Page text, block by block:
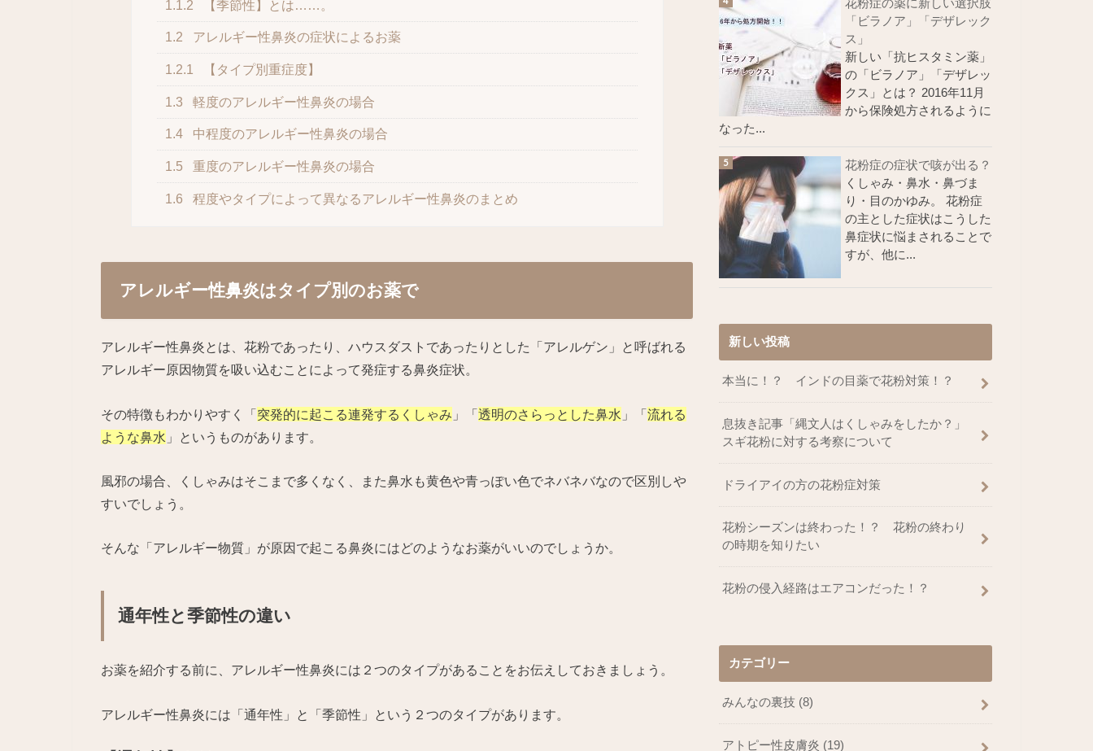
1.1.2 【季節性】とは……。
1.2 アレルギー性鼻炎の症状によるお薬
1.2.1 【タイプ別重症度】
1.3 軽度のアレルギー性鼻炎の場合
1.4 中程度のアレルギー性鼻炎の場合
1.5 重度のアレルギー性鼻炎の場合
1.6 程度やタイプによって異なるアレルギー性鼻炎のまとめ
アレルギー性鼻炎はタイプ別のお薬で
アレルギー性鼻炎とは、花粉であったり、ハウスダストであったりとした「アレルゲン」と呼ばれる
アレルギー原因物質を吸い込むことによって発症する鼻炎症状。
その特徴もわかりやすく「突発的に起こる連発するくしゃみ 」「透明のさらっとした鼻水 」「流れる
ような鼻水 」というものがあります。
風邪の場合、くしゃみはそこまで多くなく、また鼻水も黄色や青っぽい色でネバネバなので区別しや
すいでしょう。
そんな「アレルギー物質」が原因で起こる鼻炎にはどのようなお薬がいいのでしょうか。
通年性と季節性の違い
お薬を紹介する前に、アレルギー性鼻炎には２つのタイプがあることをお伝えしておきましょう。
アレルギー性鼻炎には「通年性」と「季節性」という２つのタイプがあります。
花粉症の薬に新しい選択肢
「ビラノア」「デザレック
ス」
新しい「抗ヒスタミン薬」
の「ビラノア」「デザレッ
クス」とは？ 2016年11月
から保険処方されるように
なった...
花粉症の症状で咳が出る？
くしゃみ・鼻水・鼻づま
り・目のかゆみ。 花粉症
の主とした症状はこうした
鼻症状に悩まされることで
すが、他に...
新しい投稿
本当に！？ インドの目薬で花粉対策！？
息抜き記事「縄文人はくしゃみをしたか？」
スギ花粉に対する考察について
ドライアイの方の花粉症対策
花粉シーズンは終わった！？ 花粉の終わり
の時期を知りたい
花粉の侵入経路はエアコンだった！？
カテゴリー
みんなの裏技 (8)
アトピー性皮膚炎 (19)